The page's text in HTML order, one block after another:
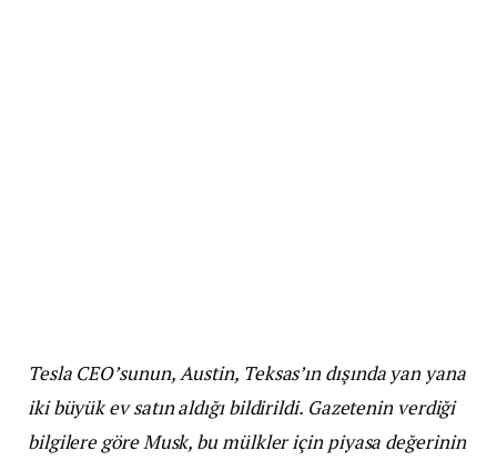
Tesla CEO’sunun, Austin, Teksas’ın dışında yan yana
iki büyük ev satın aldığı bildirildi. Gazetenin verdiği
bilgilere göre Musk, bu mülkler için piyasa değerinin